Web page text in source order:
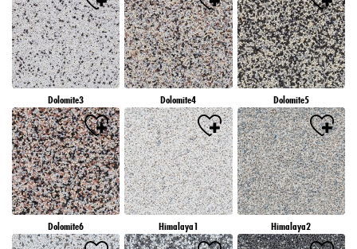
Dolomite3 Dolomite4 Dolomite5
Dolomite6 Himalaya1 Himalaya2